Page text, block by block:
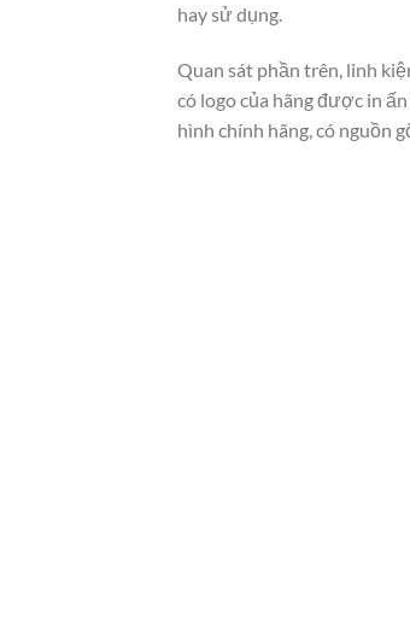
hay sử dụng.
Quan sát phần trên, linh
có logo của hãng được in
hình chính hãng, có nguồn